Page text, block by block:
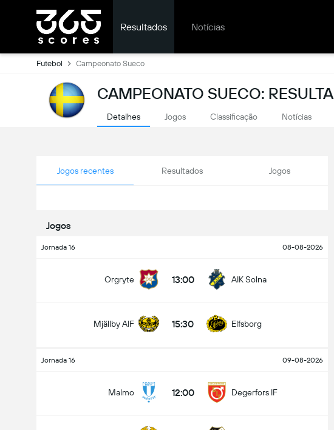
Resultados Notícias
Futebol Campeonato Sueco
CAMPEONATO SUECO:
Detalhes Jogos Classificação Notícias
Jogos recentes Resultados Jogos
Jogos
Jornada 16 08-08-2026
Orgryte 13:00 AIK Solna
Mjällby AIF 15:30 Elfsborg
Jornada 16 09-08-2026
Malmo 12:00 Degerfors IF